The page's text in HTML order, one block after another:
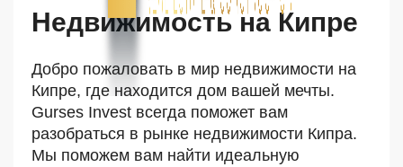
Недвижимость на Кипре
Добро пожаловать в мир недвижимости на
Кипре, где находится дом вашей мечты.
Gurses Invest всегда поможет вам
разобраться в рынке недвижимости Кипра.
Мы поможем вам найти идеальную